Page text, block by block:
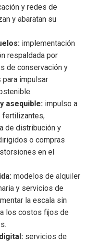
y redes de
y abaratan su
implementación
respaldada por
de conservación y
impulsar
asequible: impulso a
fertilizantes,
de distribución y
o compras
en el
modelos de alquiler
y servicios de
la escala sin
los costos fijos de
servicios de